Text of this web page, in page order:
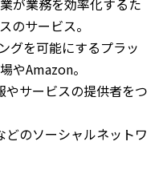
が業務を効率化するた
のサービス。
グを可能にするプラッ
やAmazon。
やサービスの提供者をつ
のソーシャルネットワ